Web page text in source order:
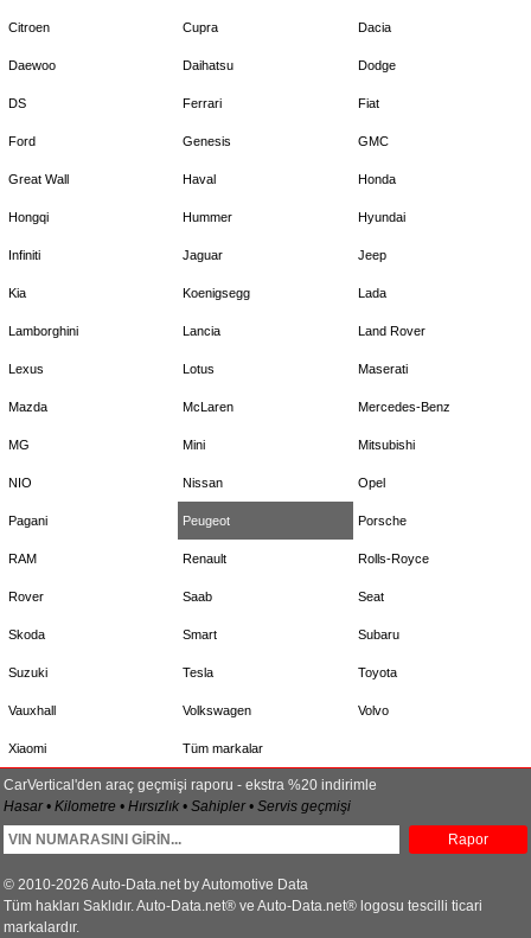
Citroen Cupra Dacia
Daewoo Daihatsu Dodge
DS Ferrari Fiat
Ford Genesis GMC
Great Wall Haval Honda
Hongqi Hummer Hyundai
Infiniti Jaguar Jeep
Kia Koenigsegg Lada
Lamborghini Lancia Land Rover
Lexus Lotus Maserati
Mazda McLaren Mercedes-Benz
MG Mini Mitsubishi
NIO Nissan Opel
Pagani Peugeot Porsche
RAM Renault Rolls-Royce
Rover Saab Seat
Skoda Smart Subaru
Suzuki Tesla Toyota
Vauxhall Volkswagen Volvo
Xiaomi Tüm markalar
CarVertical'den araç geçmişi raporu - ekstra %20 indirimle
Hasar • Kilometre • Hırsızlık • Sahipler • Servis geçmişi
Rapor
© 2010-2026 Auto-Data.net by Automotive Data
Tüm hakları Saklıdır. Auto-Data.net® ve Auto-Data.net® logosu tescilli ticari
markalardır.